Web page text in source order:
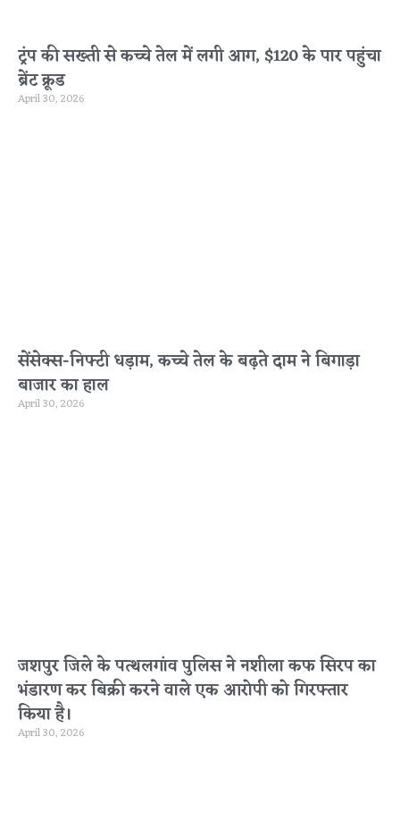
ट्रंप की सख्ती से कच्चे तेल में लगी आग, $120 के पार पहुंचा
ब्रेंट क्रूड
April 30, 2026
सेंसेक्स-निफ्टी धड़ाम, कच्चे तेल के बढ़ते दाम ने बिगाड़ा
बाजार का हाल
April 30, 2026
जशपुर जिले के पत्थलगांव पुलिस ने नशीला कफ सिरप का
भंडारण कर बिक्री करने वाले एक आरोपी को गिरफ्तार
किया है।
April 30, 2026